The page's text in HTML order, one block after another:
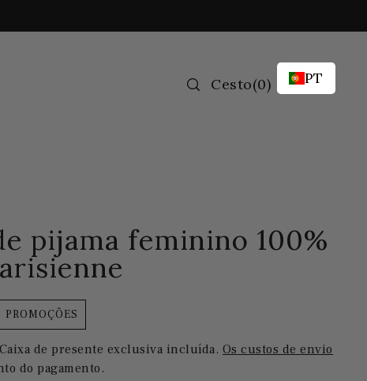
Cesto(0) PT
pijama feminino 100%
PROMOÇÕES
de presente exclusiva incluída. Os custos de envio
do pagamento.